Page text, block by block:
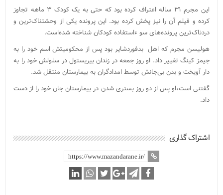
این مجرم ۳۱ ساله اعتراف کرده بود که حتی به یک کودک ۳ ماهه تجاوز
کرده و فیلم آن را نیز پخش کرده بود. این پرونده یکی از وحشتناک‌ترین و
دردناک‌ترین پرونده‌های سو ءاستفاده کودکان شناخته شده‌است.
هولیسن مجرم که اهل بدفوردشایر بود پس از محکومیتش اسم خود را به
جیمز کینگ تغییر داد. او روز جمعه در زندان بیریستول در سلولش خود را به
دار آویخت و بدن بی‌جانش توسط امدادگران به بیمارستان منتقل شد.
گفتنی است،او پس از دو روز بستری شدن در بیمارستان جان خود را از دست
داد.
اشتراک گذاری